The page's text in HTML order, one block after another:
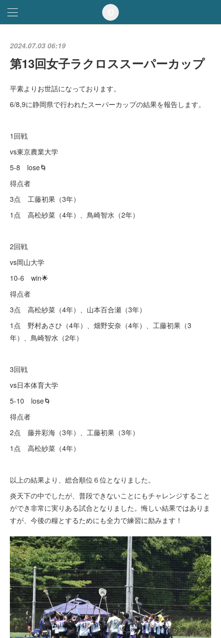
2024.07.03 06:19
第13回女子ラクロススーパーカップ
平素よりお世話になっております。
6/8,9に静岡県で行われたスーパーカップの結果を報告します。
1回戦
vs東京農業大学
5-8 lose🌀
得点者
3点 工藤初果（3年）
1点 高松紗菜（4年）、鳥崎智水（2年）
2回戦
vs岡山大学
10-6 win🌟
得点者
3点 高松紗菜（4年）、山本百合瀬（3年）
1点 野村あさひ（4年）、畑野安奈（4年）、工藤初果（3
年）、鳥崎智水（2年）
3回戦
vs日本体育大学
5-10 lose🌀
得点者
2点 藤井彩海（3年）、工藤初果（3年）
1点 高松紗菜（4年）
以上の結果より、総合順位６位となりました。
炎天下の中でしたが、普段できないことにもチャレンジすること
ができ非常に実りある試合となりました。悔しい結果ではありま
すが、今後の糧とするためにも全力で練習に励みます！